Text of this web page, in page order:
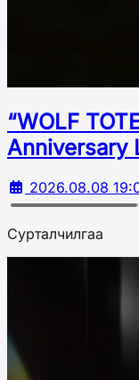
“WOLF
Аnniversary
2026.08.08
Сурталчилгаа